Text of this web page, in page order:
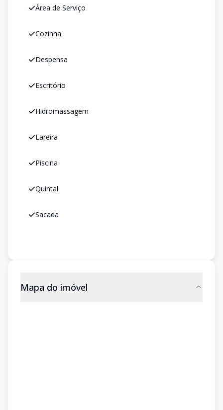
Área de Serviço
Cozinha
Despensa
Escritório
Hidromassagem
Lareira
Piscina
Quintal
Sacada
Mapa do imóvel